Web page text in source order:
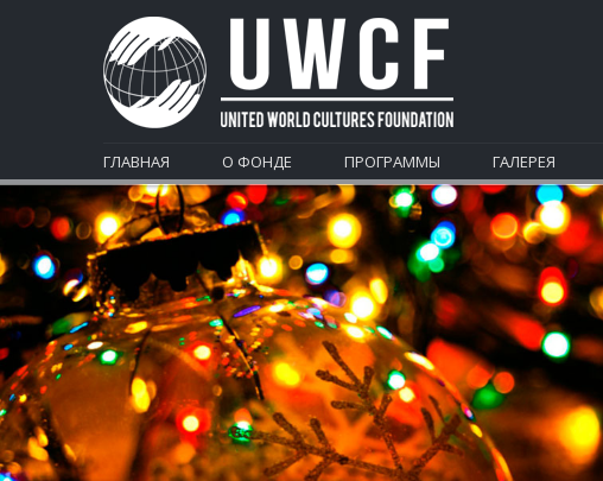
ГЛАВНАЯ О ФОНДЕ ПРОГРАММЫ ГАЛЕРЕЯ